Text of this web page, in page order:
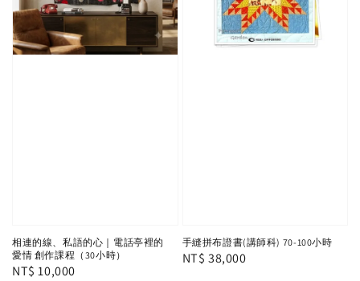
相連的線、私語的心｜電話亭裡的
愛情 創作課程（30小時）
Regular
NT$ 10,000
手縫拼布證書(講師科) 70-100小時
Regular
NT$ 38,000